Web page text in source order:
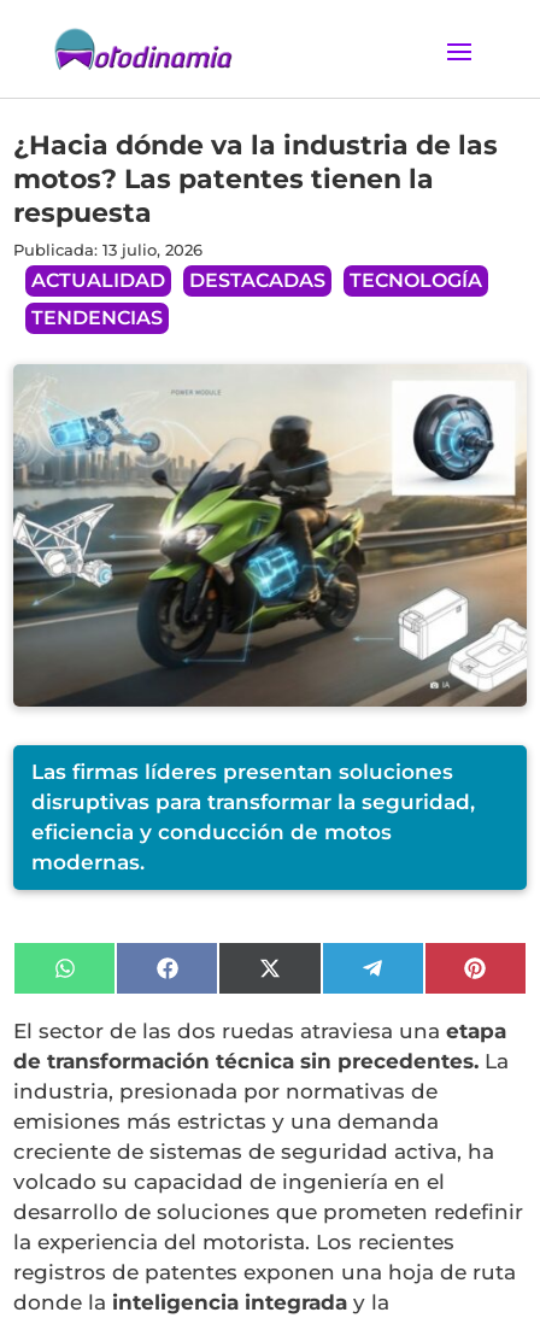
¿Hacia dónde va la industria de las
motos? Las patentes tienen la
respuesta
Publicada: 13 julio, 2026
ACTUALIDAD DESTACADAS
TECNOLOGÍA
TENDENCIAS
Las firmas líderes presentan soluciones
disruptivas para transformar la seguridad,
eficiencia y conducción de motos
modernas.
Compartir
en
WhatsApp
Compartir
en
Facebook
Compartir
en
X
(Twitter)
Compartir
en
en
El sector de las dos ruedas atraviesa unaetapa
de transformación técnica sin precedentes. La
industria, presionada por normativas de
emisiones más estrictas y una demanda
creciente de sistemas de seguridad activa, ha
volcado su capacidad de ingeniería en el
desarrollo de soluciones que prometen redefinir
la experiencia del motorista. Los recientes
registros de patentes exponen una hoja de ruta
donde la inteligencia integrada y la